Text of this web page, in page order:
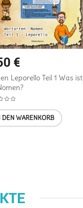
€
Leporello Teil 1 Was ist
WARENKORB